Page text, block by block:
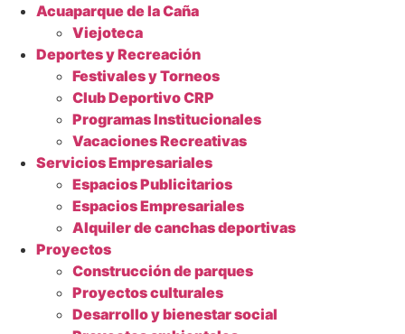
Acuaparque de la Caña
Viejoteca
Deportes y Recreación
Festivales y Torneos
Club Deportivo CRP
Programas Institucionales
Vacaciones Recreativas
Servicios Empresariales
Espacios Publicitarios
Espacios Empresariales
Alquiler de canchas deportivas
Proyectos
Construcción de parques
Proyectos culturales
Desarrollo y bienestar social